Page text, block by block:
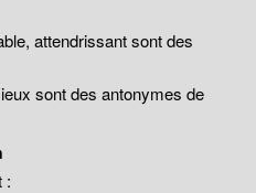
attendrissant sont des
sont des antonymes de
: